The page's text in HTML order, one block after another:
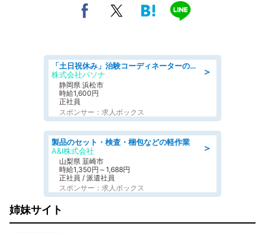
＞
「土日祝休み」治験コーディネーターのお仕事/未経験OK
株式会社パソナ
静岡県 浜松市
時給1,600円
正社員
スポンサー：求人ボックス
＞
製品のセット・検査・梱包などの軽作業
A&I株式会社
山梨県 韮崎市
時給1,350円～1,688円
正社員 / 派遣社員
スポンサー：求人ボックス
姉妹サイト